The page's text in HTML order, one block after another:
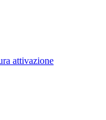
attivazione